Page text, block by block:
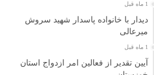
1 ماه قبل
دیدار با خانواده پاسدار شهید سروش
میرعالی
1 ماه قبل
آیین تقدیر از فعالین امر ازدواج استان